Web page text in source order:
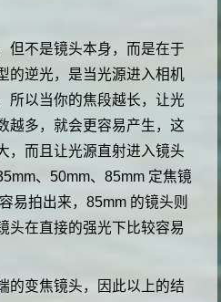
但不是镜头本身，而是在于
的逆光，是当光源进入相机
所以当你的焦段越长，让光
越多，就会更容易产生，这
，而且让光源直射进入镜头
、50mm、85mm 定焦镜
易拍出来，85mm 的镜头则
头在直接的强光下比较容易
的变焦镜头，因此以上的结